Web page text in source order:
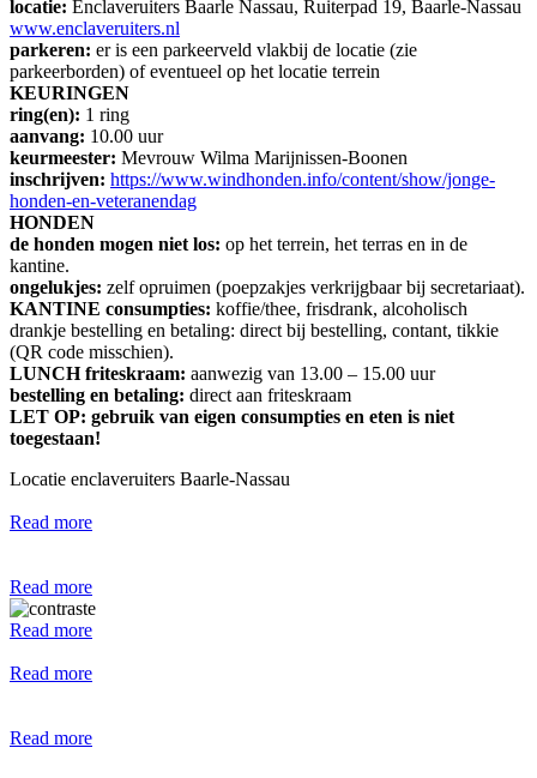
locatie: Enclaveruiters Baarle Nassau, Ruiterpad 19, Baarle-Nassau
www.enclaveruiters.nl
parkeren: er is een parkeerveld vlakbij de locatie (zie
parkeerborden) of eventueel op het locatie terrein
KEURINGEN
ring(en): 1 ring
aanvang: 10.00 uur
keurmeester: Mevrouw Wilma Marijnissen-Boonen
inschrijven: https://www.windhonden.info/content/show/jonge-
honden-en-veteranendag
HONDEN
de honden mogen niet los: op het terrein, het terras en in de
kantine.
ongelukjes: zelf opruimen (poepzakjes verkrijgbaar bij secretariaat).
KANTINE consumpties: koffie/thee, frisdrank, alcoholisch
drankje bestelling en betaling: direct bij bestelling, contant, tikkie
(QR code misschien).
LUNCH friteskraam: aanwezig van 13.00 – 15.00 uur
bestelling en betaling: direct aan friteskraam
LET OP: gebruik van eigen consumpties en eten is niet
toegestaan!
Locatie enclaveruiters Baarle-Nassau
Read more
Read more
Read more
Read more
Read more